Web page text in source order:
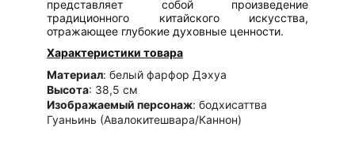
представляет собой произведение
традиционного китайского искусства,
отражающее глубокие духовные ценности.
Характеристики товара
Материал: белый фарфор Дэхуа
Высота: 38,5 см
Изображаемый персонаж: бодхисаттва
Гуаньинь (Авалокитешвара/Каннон)